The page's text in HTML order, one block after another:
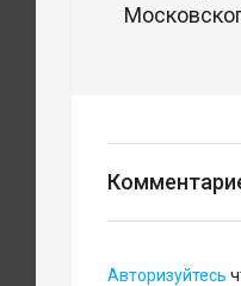
Авторизуйтесь